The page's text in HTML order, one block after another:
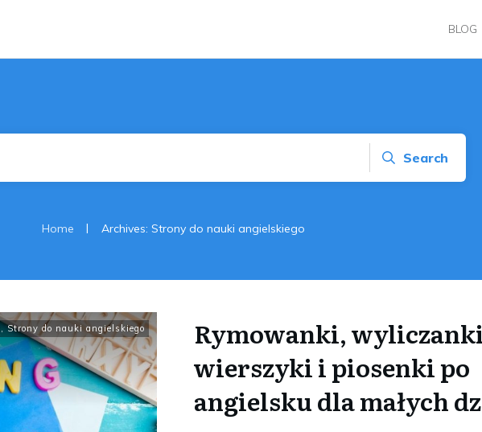
BLOG
Search
Home | Archives: Strony do nauki angielskiego
,Strony do nauki angielskiego
Rymowanki,
wierszyki i piosenki po
angielsku dla małych